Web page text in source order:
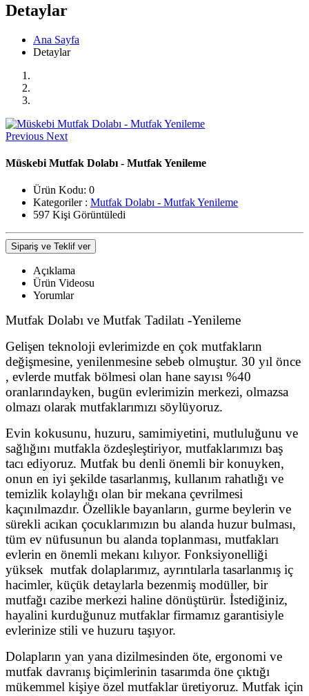
Detaylar
Ana Sayfa
Detaylar
Previous Next
Müskebi Mutfak Dolabı - Mutfak Yenileme
Ürün Kodu: 0
Kategoriler : Mutfak Dolabı - Mutfak Yenileme
597 Kişi Görüntüledi
Sipariş ve Teklif ver
Açıklama
Ürün Videosu
Yorumlar
Mutfak Dolabı ve Mutfak Tadilatı -Yenileme
Gelişen teknoloji evlerimizde en çok mutfakların
değişmesine, yenilenmesine sebeb olmuştur. 30 yıl önce
, evlerde mutfak bölmesi olan hane sayısı %40
oranlarındayken, bugün evlerimizin merkezi, olmazsa
olmazı olarak mutfaklarımızı söylüyoruz.
Evin kokusunu, huzuru, samimiyetini, mutluluğunu ve
sağlığını mutfakla özdeşleştiriyor, mutfaklarımızı baş
tacı ediyoruz. Mutfak bu denli önemli bir konuyken,
onun en iyi şekilde tasarlanmış, kullanım rahatlığı ve
temizlik kolaylığı olan bir mekana çevrilmesi
kaçınılmazdır. Özellikle bayanların, gurme beylerin ve
sürekli acıkan çocuklarımızın bu alanda huzur bulması,
tüm ev nüfusunun bu alanda toplanması, mutfakları
evlerin en önemli mekanı kılıyor. Fonksiyonelliği
yüksek mutfak dolaplarımız, ayrıntılarla tasarlanmış iç
hacimler, küçük detaylarla bezenmiş modüller, bir
mutfağı cazibe merkezi haline dönüştürür. İstediğiniz,
hayalini kurduğunuz mutfaklar firmamız garantisiyle
evlerinize stili ve huzuru taşıyor.
Dolapların yan yana dizilmesinden öte, ergonomi ve
mutfak davranış biçimlerinin tasarımda öne çıktığı
mükemmel kişiye özel mutfaklar üretiyoruz. Mutfak için